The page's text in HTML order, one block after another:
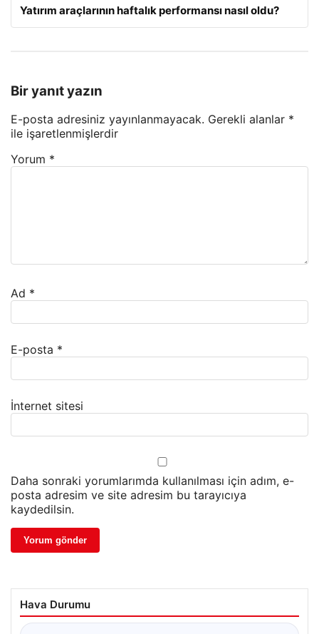
Yatırım araçlarının haftalık performansı nasıl oldu?
Bir yanıt yazın
E-posta adresiniz yayınlanmayacak. Gerekli alanlar *
ile işaretlenmişlerdir
Yorum *
Ad *
E-posta *
İnternet sitesi
Daha sonraki yorumlarımda kullanılması için adım, e-
posta adresim ve site adresim bu tarayıcıya
kaydedilsin.
Hava Durumu